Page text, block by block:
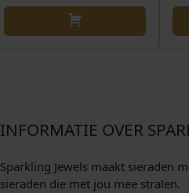
INFORMATIE OVER
Sparkling Jewels maakt sieraden
sieraden die met jou mee stralen.